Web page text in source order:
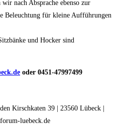
nach Absprache ebenso zur
Beleuchtung für kleine Aufführungen
und Hocker sind
oder 0451-47997499
Kirschkaten 39 | 23560 Lübeck |
luebeck.de